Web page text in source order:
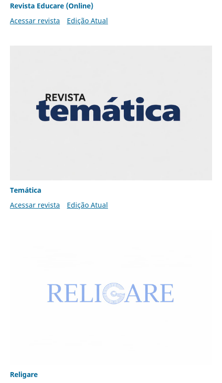
Revista Educare (Online)
Acessar revista
Edição Atual
Temática
Acessar revista
Edição Atual
Religare